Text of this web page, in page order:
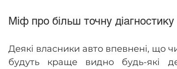
Міф про більш точну діагностику
Деякі власники авто впевнені, що
будуть краще видно будь-які